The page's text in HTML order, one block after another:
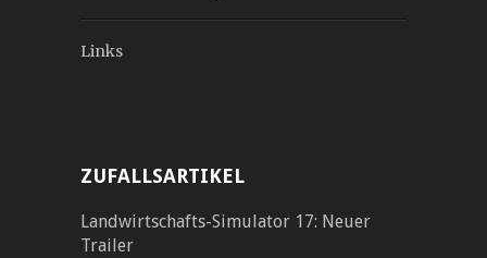
Links
ZUFALLSARTIKEL
Landwirtschafts-Simulator 17: Neuer
Trailer